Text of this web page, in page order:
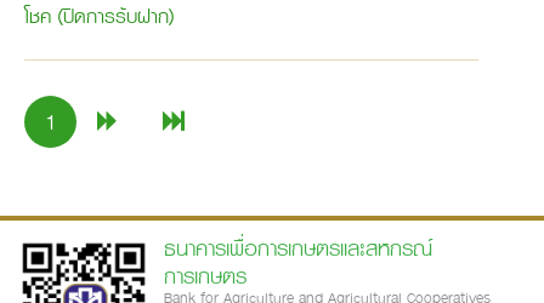
โชค (ปิดการรับฝาก)
1
ธนาคารเพื่อการเกษตรและสหกรณ์
การเกษตร
Bank for Agriculture and Agricultural Cooperatives